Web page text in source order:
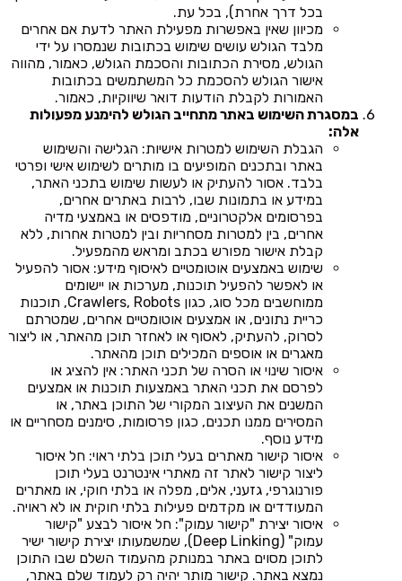
בכל דרך אחרת), בכל עת.
מכיוון שאין באפשרות מפעילת האתר לדעת אם אחרים
מלבד הגולש עושים שימוש בכתובות שנמסרו על ידי
הגולש, מסירת הכתובות והסכמת הגולש, כאמור, מהווה
אישור הגולש להסכמת כל המשתמשים בכתובות
האמורות לקבלת הודעות דואר שיווקיות, כאמור.
במסגרת השימוש באתר מתחייב הגולש להימנע מפעולות
אלה:
הגבלת השימוש למטרות אישיות: הגלישה והשימוש
באתר ובתכנים המופיעים בו מותרים לשימוש אישי ופרטי
בלבד. אסור להעתיק או לעשות שימוש בתכני האתר,
במידע או בתמונות שבו, לרבות באתרים אחרים,
בפרסומים אלקטרוניים, מודפסים או באמצעי מדיה
אחרים, בין למטרות מסחריות ובין למטרות אחרות, ללא
קבלת אישור מפורש בכתב ומראש מהמפעיל.
שימוש באמצעים אוטומטיים לאיסוף מידע: אסור להפעיל
או לאפשר להפעיל תוכנות, מערכות או יישומים
ממוחשבים מכל סוג, כגון Crawlers, Robots, תוכנות
כריית נתונים, או אמצעים אוטומטיים אחרים, שמטרתם
לסרוק, להעתיק, לאסוף או לאחזר תוכן מהאתר, או ליצור
מאגרים או אוספים המכילים תוכן מהאתר.
איסור שינוי או הסרה של תכני האתר: אין להציג או
לפרסם את תכני האתר באמצעות תוכנות או אמצעים
המשנים את העיצוב המקורי של התוכן באתר, או
המסירים ממנו תכנים, כגון פרסומות, סימנים מסחריים או
מידע נוסף.
איסור קישור מאתרים בעלי תוכן בלתי ראוי: חל איסור
ליצור קישור לאתר זה מאתרי אינטרנט בעלי תוכן
פורנוגרפי, גזעני, אלים, מפלה או בלתי חוקי, או מאתרים
המעודדים או מקדמים פעילות בלתי חוקית או לא ראויה.
איסור יצירת "קישור עמוק": חל איסור לבצע "קישור
עמוק" (Deep Linking), שמשמעותו יצירת קישור ישיר
לתוכן מסוים באתר במנותק מהעמוד השלם שבו התוכן
נמצא באתר. קישור מותר יהיה רק לעמוד שלם באתר,